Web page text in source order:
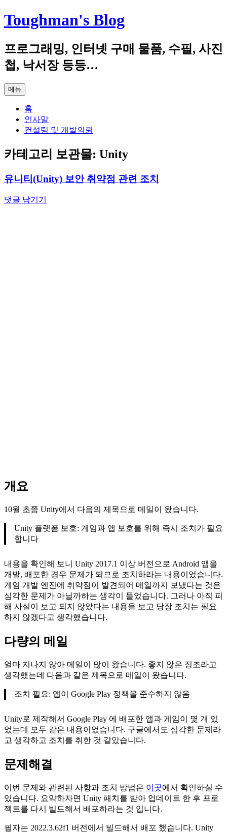
컨
텐
로
건
너
기
Toughman's Blog
프로그래밍, 인터넷 구매 물품, 수필, 사진
첩, 낙서장 등등…
메뉴
홈
인사말
컨설팅 및 개발의뢰
카테고리 보관물: Unity
유니티(Unity) 보안 취약점 관련 조치
댓글 남기기
개요
10월 초쯤 Unity에서 다음의 제목으로 메일이 왔습니다.
Unity 플랫폼 보호: 게임과 앱 보호를 위해 즉시 조치가 필요
합니다
내용을 확인해 보니 Unity 2017.1 이상 버전으로 Android 앱을
개발, 배포한 경우 문제가 되므로 조치하라는 내용이었습니다.
게임 개발 엔진에 취약점이 발견되어 메일까지 보냈다는 것은
심각한 문제가 아닐까하는 생각이 들었습니다. 그러나 아직 피
해 사실이 보고 되지 않았다는 내용을 보고 당장 조치는 필요
하지 않겠다고 생각했습니다.
다량의 메일
얼마 지나지 않아 메일이 많이 왔습니다. 좋지 않은 징조라고
생각했는데 다음과 같은 제목으로 메일이 왔습니다.
조치 필요: 앱이 Google Play 정책을 준수하지 않음
Unity로 제작해서 Google Play 에 배포한 앱과 게임이 몇 개 있
었는데 모두 같은 내용이었습니다. 구글에서도 심각한 문제라
고 생각하고 조치를 취한 것 같았습니다.
문제해결
이번 문제와 관련된 사항과 조치 방법은 이곳에서 확인하실 수
있습니다. 요약하자면 Unity 패치를 받아 업데이트 한 후 프로
젝트를 다시 빌드해서 배포하라는 것 입니다.
필자는 2022.3.62f1 버전에서 빌드해서 배포 했습니다. Unity